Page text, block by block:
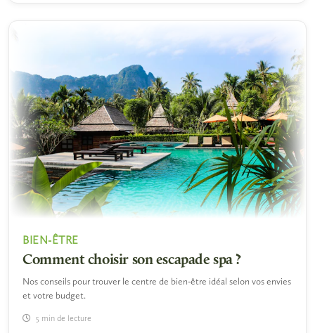
BIEN-ÊTRE
Comment choisir son escapade spa ?
Nos conseils pour trouver le centre de bien-être idéal selon vos envies
et votre budget.
5 min de lecture